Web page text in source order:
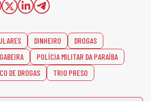
DINHEIRO
DROGAS
POLÍCIA MILITAR DA PARAÍBA
DE DROGAS TRIO PRESO